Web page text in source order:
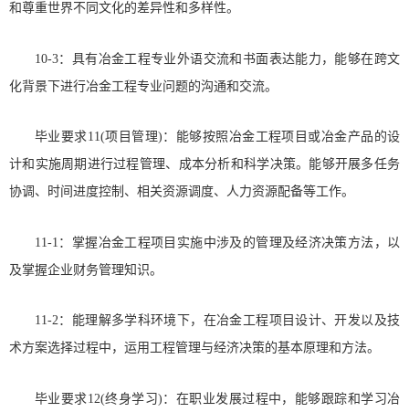
和尊重世界不同文化的差异性和多样性。
10-3：具有冶金工程专业外语交流和书面表达能力，能够在跨文
化背景下进行冶金工程专业问题的沟通和交流。
毕业要求11(项目管理)：能够按照冶金工程项目或冶金产品的设
计和实施周期进行过程管理、成本分析和科学决策。能够开展多任务
协调、时间进度控制、相关资源调度、人力资源配备等工作。
11-1：掌握冶金工程项目实施中涉及的管理及经济决策方法，以
及掌握企业财务管理知识。
11-2：能理解多学科环境下，在冶金工程项目设计、开发以及技
术方案选择过程中，运用工程管理与经济决策的基本原理和方法。
毕业要求12(终身学习)：在职业发展过程中，能够跟踪和学习冶